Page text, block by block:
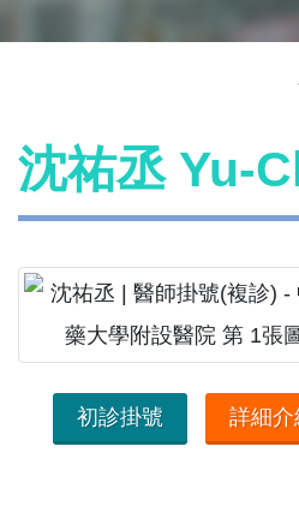
沈祐丞 Yu-
初診掛號 詳細介